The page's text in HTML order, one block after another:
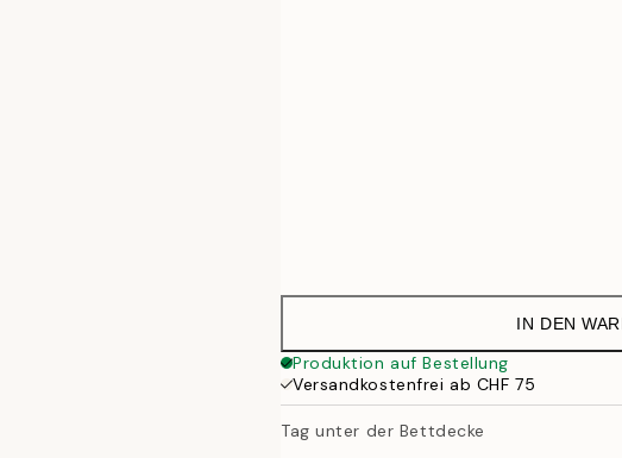
IN DEN
Produktion auf Bestellung
Versandkostenfrei ab CHF 75
Tag unter der Bettdecke